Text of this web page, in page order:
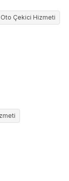
Oto Çekici Hizmeti